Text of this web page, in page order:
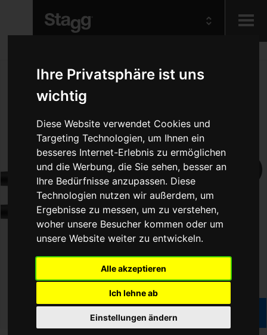
Ihre Privatsphäre ist uns
wichtig
Diese Website verwendet Cookies und
Targeting Technologien, um Ihnen ein
besseres Internet-Erlebnis zu ermöglichen
und die Werbung, die Sie sehen, besser an
Ihre Bedürfnisse anzupassen. Diese
Technologien nutzen wir außerdem, um
Ergebnisse zu messen, um zu verstehen,
woher unsere Besucher kommen oder um
unsere Website weiter zu entwickeln.
Alle akzeptieren
Ich lehne ab
Einstellungen ändern